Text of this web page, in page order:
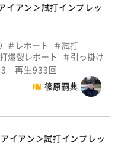
イアン＞試打インプレッ
レポート
試打
爆裂レポート
引っ掛け
再生933回
篠原嗣典
イアン＞試打インプレッ